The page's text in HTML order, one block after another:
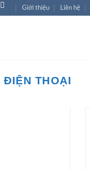
Giới thiệu Liên hệ
ĐIỆN THOẠI